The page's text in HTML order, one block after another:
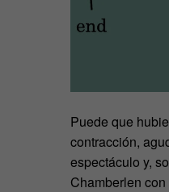
Puede que
contracción,
espectáculo y,
Chamberlen